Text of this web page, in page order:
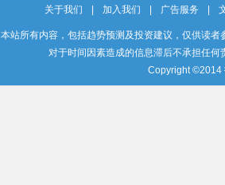
关于我们 加入我们 广告服务
本站所有内容，包括趋势预测及投资建议，仅供读
对于时间因素造成的信息滞后不承担任
Copyright ©2014